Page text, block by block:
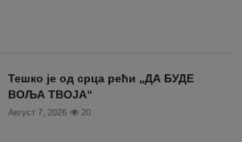
Тешко је од срца рећи „ДА БУДЕ
ВОЉА ТВОЈА“
Август 7, 2026 20